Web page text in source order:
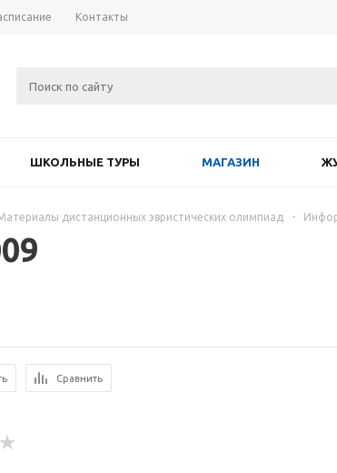
Контакты
ШКОЛЬНЫЕ ТУРЫ МАГАЗИН
дистанционных эвристических олимпиад -
Сравнить